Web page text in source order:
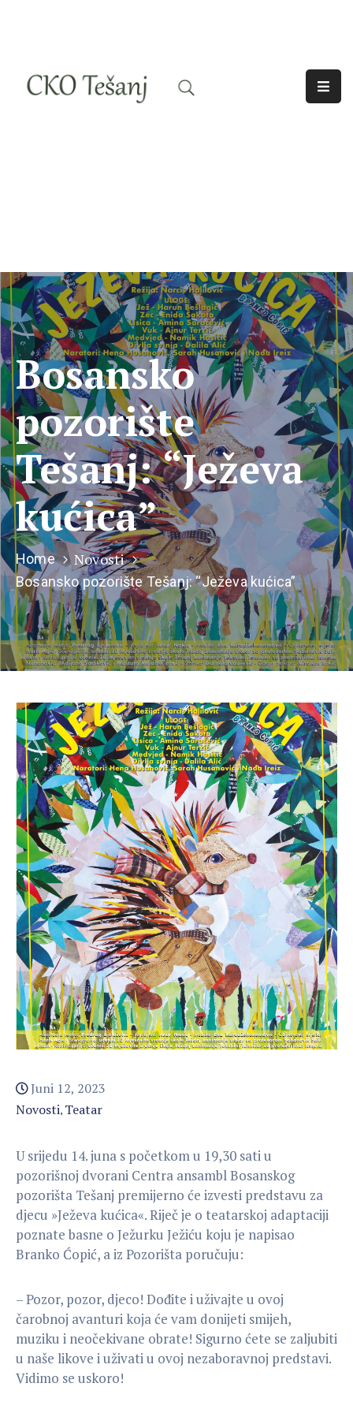
Nama
Bosansko
pozorište
Tešanj: “Ježeva
kućica”
Home Novosti
Bosansko pozorište Tešanj: “Ježeva kućica”
Juni 12, 2023
Novosti‚ Teatar
U srijedu 14. juna s početkom u 19,30 sati u
pozorišnoj dvorani Centra ansambl Bosanskog
pozorišta Tešanj premijerno će izvesti predstavu za
djecu »Ježeva kućica«. Riječ je o teatarskoj adaptaciji
poznate basne o Ježurku Ježiću koju je napisao
Branko Ćopić, a iz Pozorišta poručuju:
– Pozor, pozor, djeco! Dođite i uživajte u ovoj
čarobnoj avanturi koja će vam donijeti smijeh,
muziku i neočekivane obrate! Sigurno ćete se zaljubiti
u naše likove i uživati u ovoj nezaboravnoj predstavi.
Vidimo se uskoro!